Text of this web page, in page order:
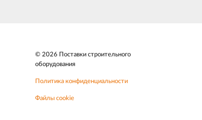
© 2026 Поставки строительного
оборудования
Политика конфиденциальности
Файлы cookie